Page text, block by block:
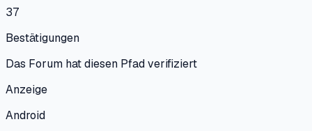
37
Bestätigungen
Das Forum hat diesen Pfad verifiziert
Anzeige
Android